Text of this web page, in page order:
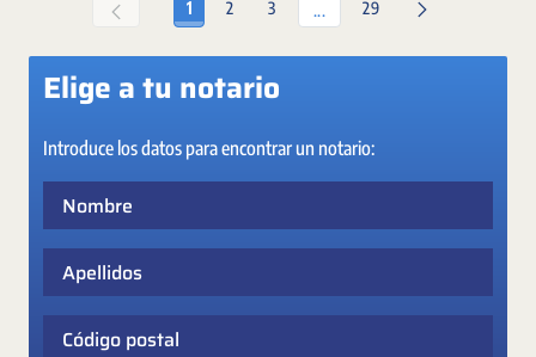
Pagina
1 Pagina
2 Pagina
3 ... Tussenpagina's Gebruik de
Pagina
29
Elige a tu notario
Introduce los datos para encontrar un notario: